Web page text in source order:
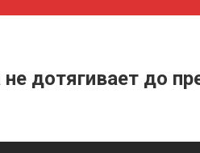
дотягивает до